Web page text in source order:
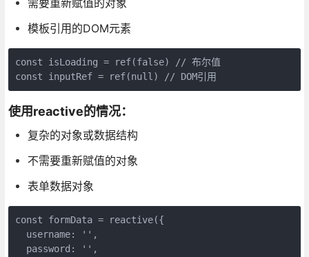
模板引用的DOM元素
const isLoading = ref(false) // 布尔值
const inputRef = ref(null) // DOM引用
使用reactive的情况：
复杂的对象或数据结构
不需要重新赋值的对象
表单数据对象
const formData = reactive({
  username: '',
  password: '',